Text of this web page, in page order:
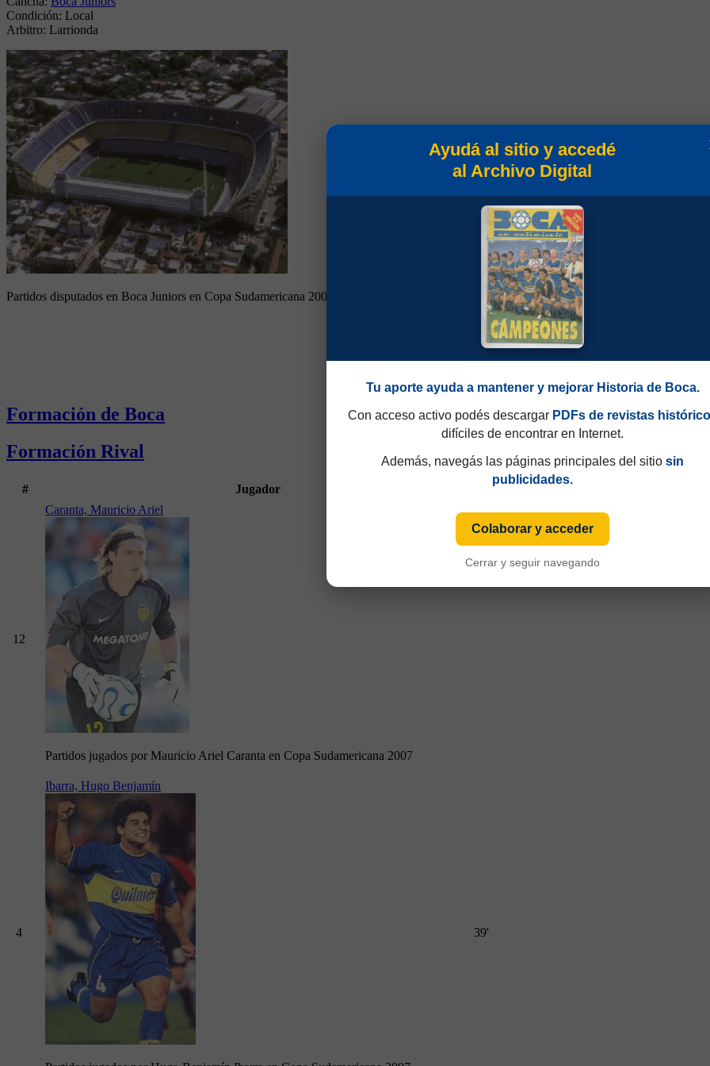
Condición: Local
Arbitro: Larrionda
Partidos disputados en Boca Juniors en Copa Sudamericana 2007
Formación de Boca
Formación Rival
# Jugador
12
Caranta, Mauricio Ariel
Partidos jugados por Mauricio Ariel Caranta en Copa Sudamericana 2007
4
Ibarra, Hugo Benjamín
39'
Ayudá al sitio y accedé
al Archivo Digital
Tu aporte ayuda a mantener y mejorar Historia de Boca.
Con acceso activo podés descargar PDFs de revistas
difíciles de encontrar en Internet.
Además, navegás las páginas principales del sitio sin
publicidades.
Colaborar y acceder
Cerrar y seguir navegando